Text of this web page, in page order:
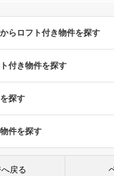
らロフト付き物件を探す
付き物件を探す
探す
件を探す
戻る